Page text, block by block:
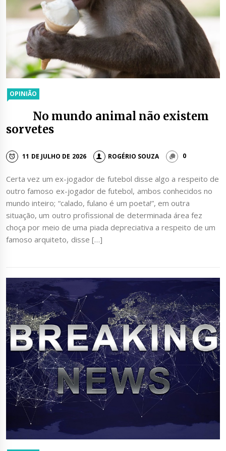
OPINIÃO
No mundo animal não existem
sorvetes
11 DE JULHO DE 2026 ROGÉRIO SOUZA 0
Certa vez um ex-jogador de futebol disse algo a respeito de
outro famoso ex-jogador de futebol, ambos conhecidos no
mundo inteiro; “calado, fulano é um poeta!”, em outra
situação, um outro profissional de determinada área fez
choça por meio de uma piada depreciativa a respeito de um
famoso arquiteto, disse […]